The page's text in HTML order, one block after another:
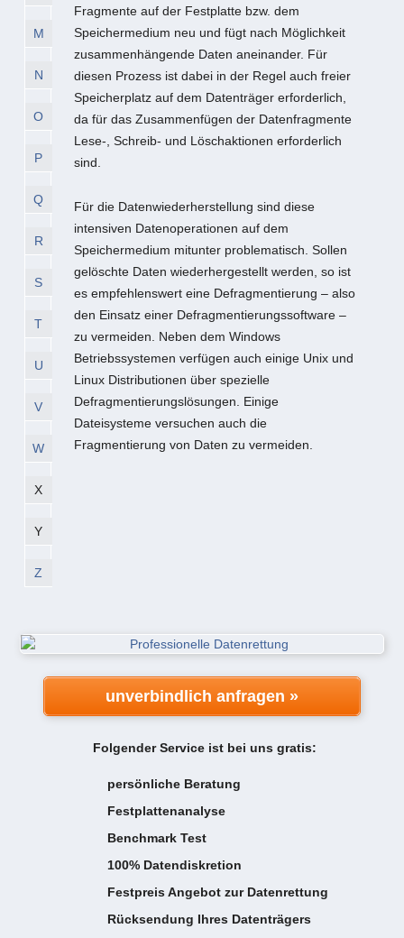
M
N
O
P
Q
R
S
T
U
V
W
X
Y
Z
Fragmente auf der Festplatte bzw. dem
Speichermedium neu und fügt nach Möglichkeit
zusammenhängende Daten aneinander. Für
diesen Prozess ist dabei in der Regel auch freier
Speicherplatz auf dem Datenträger erforderlich,
da für das Zusammenfügen der Datenfragmente
Lese-, Schreib- und Löschaktionen erforderlich
sind.
Für die Datenwiederherstellung sind diese
intensiven Datenoperationen auf dem
Speichermedium mitunter problematisch. Sollen
gelöschte Daten wiederhergestellt werden, so ist
es empfehlenswert eine Defragmentierung – also
den Einsatz einer Defragmentierungssoftware –
zu vermeiden. Neben dem Windows
Betriebssystemen verfügen auch einige Unix und
Linux Distributionen über spezielle
Defragmentierungslösungen. Einige
Dateisysteme versuchen auch die
Fragmentierung von Daten zu vermeiden.
unverbindlich anfragen »
Folgender Service ist bei uns gratis:
persönliche Beratung
Festplattenanalyse
Benchmark Test
100% Datendiskretion
Festpreis Angebot zur Datenrettung
Rücksendung Ihres Datenträgers